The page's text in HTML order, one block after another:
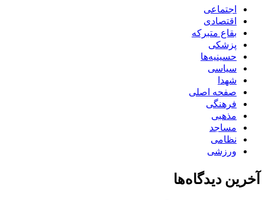
اجتماعی
اقتصادی
بقاع متبرکه
پزشکی
حسینیه‌ها
سیاسی
شهدا
صفحه اصلی
فرهنگی
مذهبی
مساجد
نظامی
ورزشی
آخرین دیدگاه‌ها